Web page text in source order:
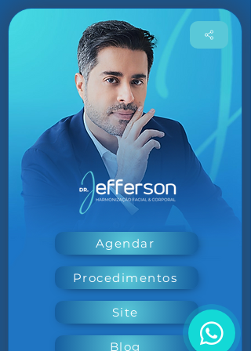
Procedimentos
Agendar
Site
Blog